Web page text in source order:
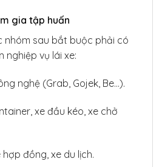
gia tập huấn
nhóm sau bắt buộc phải có
nghiệp vụ lái xe:
nghệ (Grab, Gojek, Be…).
xe đầu kéo, xe chở
hợp đồng, xe du lịch.